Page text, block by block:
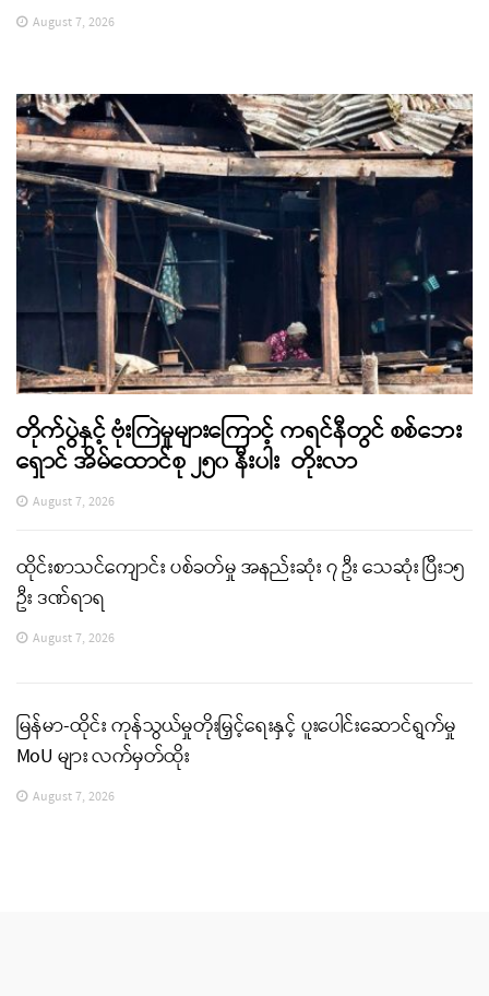
August 7, 2026
တိုက်ပွဲနှင့် ဗုံးကြဲမှုများကြောင့် ကရင်နီတွင် စစ်ဘေး
ရှောင် အိမ်ထောင်စု ၂၅၀ နီးပါး တိုးလာ
August 7, 2026
ထိုင်းစာသင်ကျောင်း ပစ်ခတ်မှု အနည်းဆုံး ၇ ဦး သေဆုံး ပြီး၁၅
ဦး ဒဏ်ရာရ
August 7, 2026
မြန်မာ-ထိုင်း ကုန်သွယ်မှုတိုးမြှင့်ရေးနှင့် ပူးပေါင်းဆောင်ရွက်မှု
MoU များ လက်မှတ်ထိုး
August 7, 2026